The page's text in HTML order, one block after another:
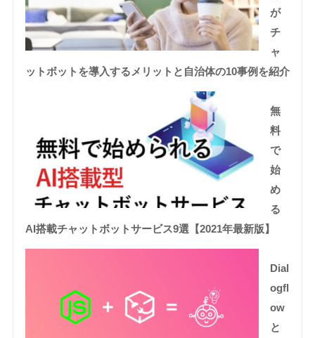
が
チ
ャ
ットボットを導入するメリットと自治体の10事例を紹介
無
料
で
始
め
る
AI搭載チャットボットサービス9選【2021年最新版】
Dial
ogfl
ow
と